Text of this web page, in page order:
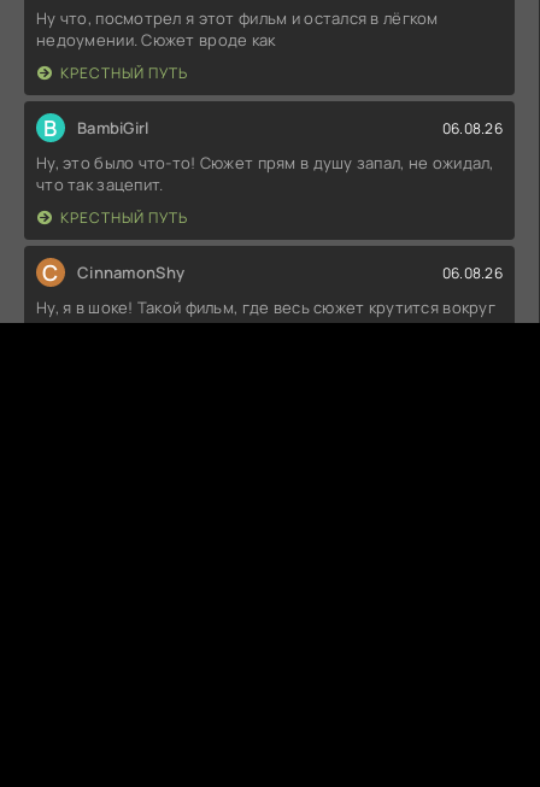
Ну что, посмотрел я этот фильм и остался в лёгком
недоумении. Сюжет вроде как
КРЕСТНЫЙ ПУТЬ
B BambiGirl 06.08.26
Ну, это было что-то! Сюжет прям в душу запал, не ожидал,
что так зацепит.
КРЕСТНЫЙ ПУТЬ
C CinnamonShy 06.08.26
Ну, я в шоке! Такой фильм, где весь сюжет крутится вокруг
любви, а по итогу я